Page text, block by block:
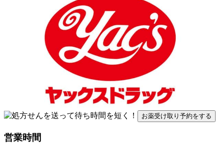
お薬受け取り予約をする
営業時間